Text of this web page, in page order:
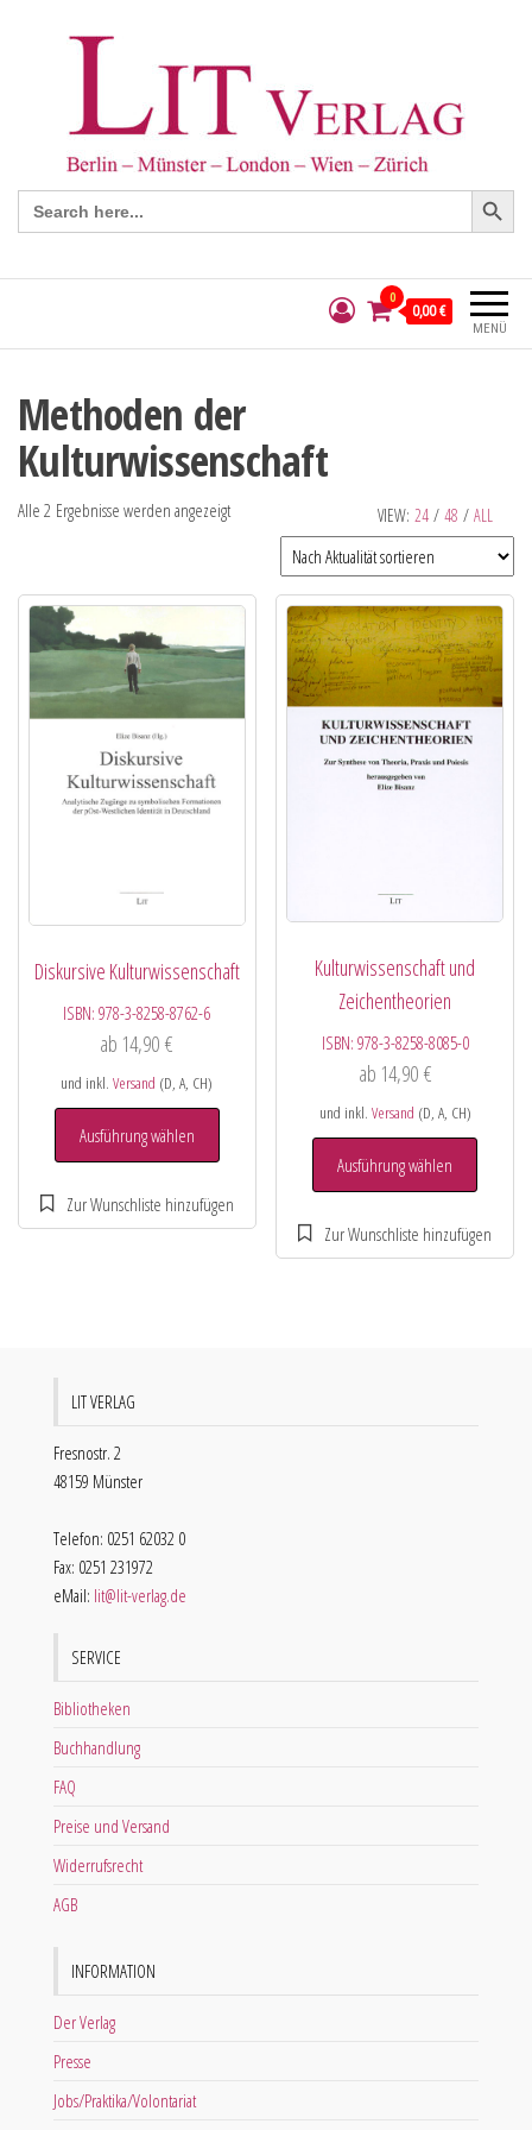
Search
for:
Search Button
MENÜ
0
0,00 €
Methoden der
Kulturwissenschaft
VIEW: 24 / 48 / ALL
Alle 2 Ergebnisse werden angezeigt
Diskursive Kulturwissenschaft
ISBN:978-3-8258-8762-6
ab 14,90€
und inkl.Versand (D, A, CH)
Ausführung wählen
Kulturwissenschaft und
Zeichentheorien
ISBN: 978-3-8258-8085-0
ab 14,90 €
und inkl. Versand (D, A, CH)
Ausführung wählen
LIT VERLAG
Fresnostr. 2
48159 Münster
Telefon: 0251 62032 0
Fax: 0251 231972
eMail: lit@lit-verlag.de
SERVICE
Bibliotheken
Buchhandlung
FAQ
Preise und Versand
Widerrufsrecht
AGB
INFORMATION
Der Verlag
Presse
Jobs/Praktika/Volontariat